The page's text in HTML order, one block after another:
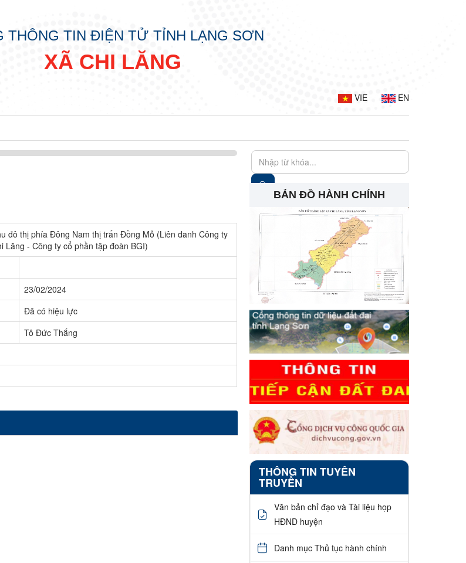
THÔNG TIN ĐIỆN TỬ TỈNH LẠNG SƠN
XÃ CHI LĂNG
VIE EN
đô thị phía Đông Nam thị trấn Đồng Mỏ (Liên danh Công ty
- Công ty cổ phần tập đoàn BGI)
23/02/2024
Đã có hiệu lực
Tô Đức Thắng
BẢN ĐỒ HÀNH CHÍNH
THÔNG TIN TUYÊN
TRUYỀN
Văn bản chỉ đạo và Tài liệu họp
HĐND huyện
Danh mục Thủ tục hành chính